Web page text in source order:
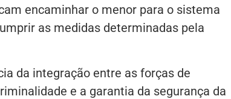
encaminhar o menor para o sistema
as medidas determinadas pela
da integração entre as forças de
e a garantia da segurança da